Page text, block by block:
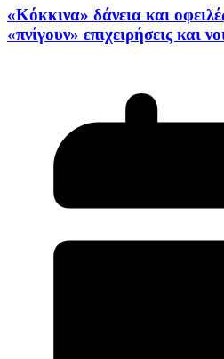
«Κόκκινα» δάνεια και
«πνίγουν» επιχειρήσεις και